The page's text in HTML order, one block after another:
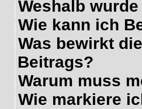
Weshalb
Wie kann ich
Was bewirkt
Beitrags?
Warum muss
Wie markiere